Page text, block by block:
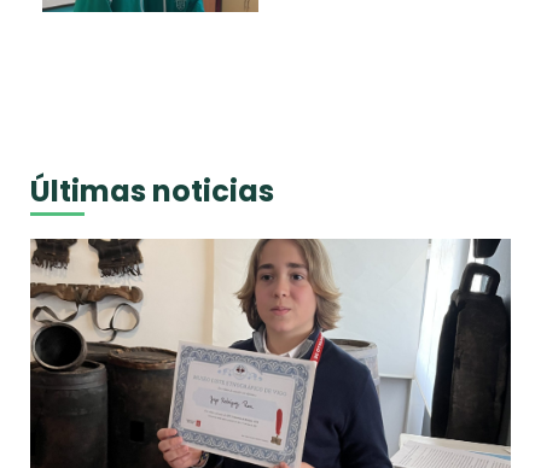
Últimas noticias